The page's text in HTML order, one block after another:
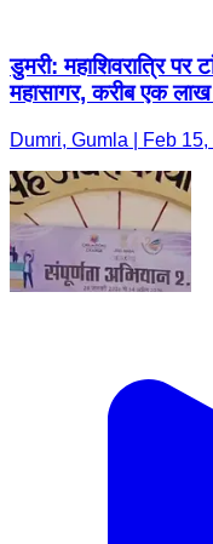
डुमरी: महाशिवरात्रि
महासागर, करीब एक
Dumri, Gumla | Feb